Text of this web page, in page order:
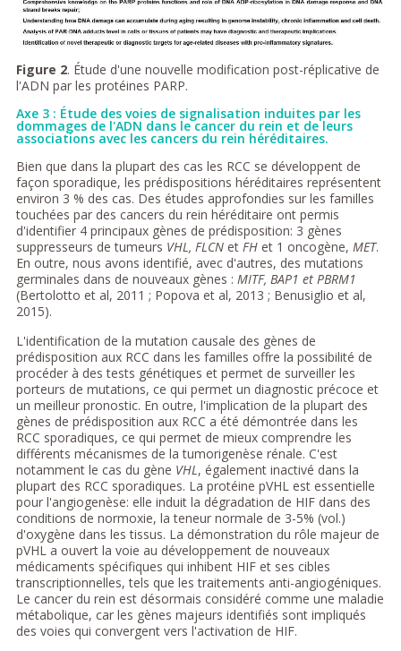
Figure 2. Étude d'une nouvelle modification post-réplicative de
l'ADN par les protéines PARP.
Axe 3 : Étude des voies de signalisation induites par les
dommages de l'ADN dans le cancer du rein et de leurs
associations avec les cancers du rein héréditaires.
Bien que dans la plupart des cas les RCC se développent de
façon sporadique, les prédispositions héréditaires représentent
environ 3 % des cas. Des études approfondies sur les familles
touchées par des cancers du rein héréditaire ont permis
d'identifier 4 principaux gènes de prédisposition: 3 gènes
suppresseurs de tumeurs VHL, FLCNet FHet 1 oncogène, MET.
En outre, nous avons identifié, avec d'autres, des mutations
germinales dans de nouveaux gènes : MITF, BAP1 et PBRM1
(Bertolotto et al, 2011 ; Popova et al, 2013 ; Benusiglio et al,
2015).
L'identification de la mutation causale des gènes de
prédisposition aux RCC dans les familles offre la possibilité de
procéder à des tests génétiques et permet de surveiller les
porteurs de mutations, ce qui permet un diagnostic précoce et
un meilleur pronostic. En outre, l'implication de la plupart des
gènes de prédisposition aux RCC a été démontrée dans les
RCC sporadiques, ce qui permet de mieux comprendre les
différents mécanismes de la tumorigenèse rénale. C'est
notamment le cas du gène VHL, également inactivé dans la
plupart des RCC sporadiques. La protéine pVHL est essentielle
pour l'angiogenèse: elle induit la dégradation de HIF dans des
conditions de normoxie, la teneur normale de 3-5% (vol.)
d'oxygène dans les tissus. La démonstration du rôle majeur de
pVHL a ouvert la voie au développement de nouveaux
médicaments spécifiques qui inhibent HIF et ses cibles
transcriptionnelles, tels que les traitements anti-angiogéniques.
Le cancer du rein est désormais considéré comme une maladie
métabolique, car les gènes majeurs identifiés sont impliqués
des voies qui convergent vers l'activation de HIF.